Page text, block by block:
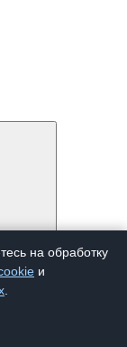
на обработку
и